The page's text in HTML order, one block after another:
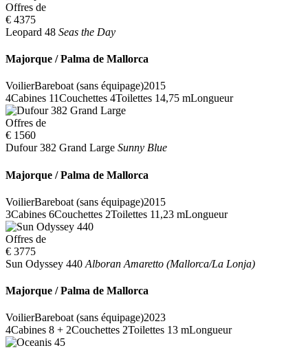
Offres de
€ 4375
Leopard 48 Seas the Day
Majorque / Palma de Mallorca
VoilierBareboat (sans équipage)2015
4Cabines 11Couchettes 4Toilettes 14,75 mLongueur
Offres de
€ 1560
Dufour 382 Grand Large Sunny Blue
Majorque / Palma de Mallorca
VoilierBareboat (sans équipage)2015
3Cabines 6Couchettes 2Toilettes 11,23 mLongueur
Offres de
€ 3775
Sun Odyssey 440 Alboran Amaretto (Mallorca/La Lonja)
Majorque / Palma de Mallorca
VoilierBareboat (sans équipage)2023
4Cabines 8 + 2Couchettes 2Toilettes 13 mLongueur